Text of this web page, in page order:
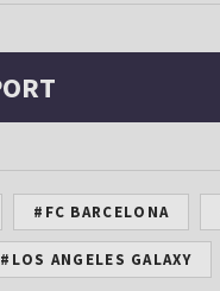
#FC BARCELONA
#LOS ANGELES GALAXY